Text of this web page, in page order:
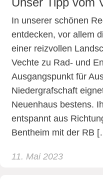
In unserer schönen
entdecken, vor allem
einer reizvollen
Vechte zu Rad- und
Ausgangspunkt für
Niedergrafschaft
Neuenhaus bestens.
entspannt aus
Bentheim mit der RB
11. Mai 2023